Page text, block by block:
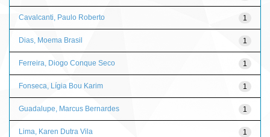
1
Cavalcanti, Paulo Roberto
1
Dias, Moema Brasil
1
Ferreira, Diogo Conque Seco
1
Fonseca, Lígia Bou Karim
1
Guadalupe, Marcus Bernardes
1
Lima, Karen Dutra Vila